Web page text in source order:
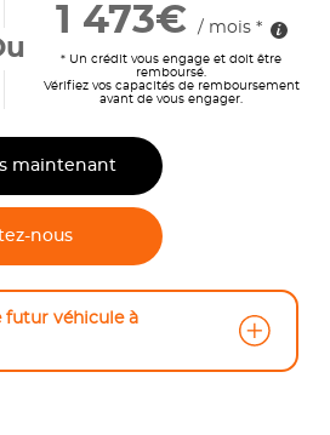
1 473€ / mois *
* Un crédit vous engage et doit être
remboursé.
Vérifiez vos capacités de remboursement
avant de vous engager.
maintenant
nous
futur véhicule à